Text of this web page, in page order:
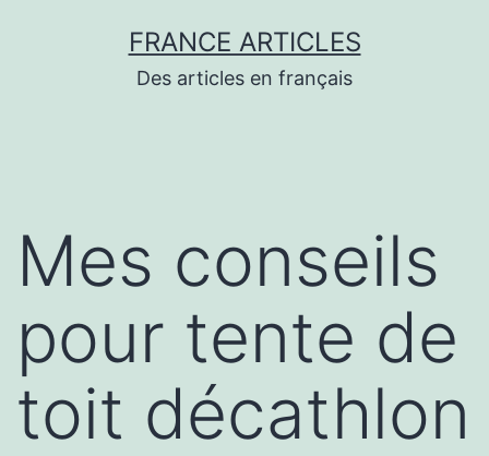
FRANCE ARTICLES
Des articles en français
Mes conseils
pour tente de
toit décathlon